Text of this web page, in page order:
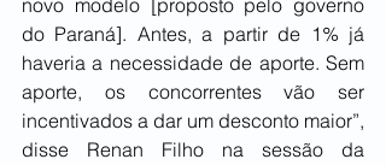
novo modelo [proposto pelo governo
do Paraná]. Antes, a partir de 1% já
haveria a necessidade de aporte. Sem
aporte, os concorrentes vão ser
incentivados a dar um desconto maior”,
disse Renan Filho na sessão da